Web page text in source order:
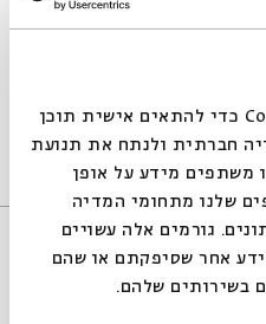
אנחנו משתמשים בקובצי Cookie כדי להתאים אישית תוכן
חברתית ולנתח את תנועת
משתפים מידע על אופן
שלנו מתחומי המדיה
גורמים אלה עשויים
אחר שסיפקתם או שהם
בשירותים שלהם.